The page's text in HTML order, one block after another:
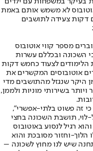
לא משמש אותם באמת
דקות צעידה לתושבים
מספר קווי אוטובוס
השכונה ובכללם עשרות
לצעוד כחמש דקות
אוטובוסים המקשרים את
שנגזל מהתושבים מדי
בשירותי מוניות ולממן,
זה פשוט בלתי-אפשרי",
תושבת השכונה בחצי
רגיל לנסוע באוטובוס
וחזור מסובכת והוא
שיש לנו מחוץ לשכונה –